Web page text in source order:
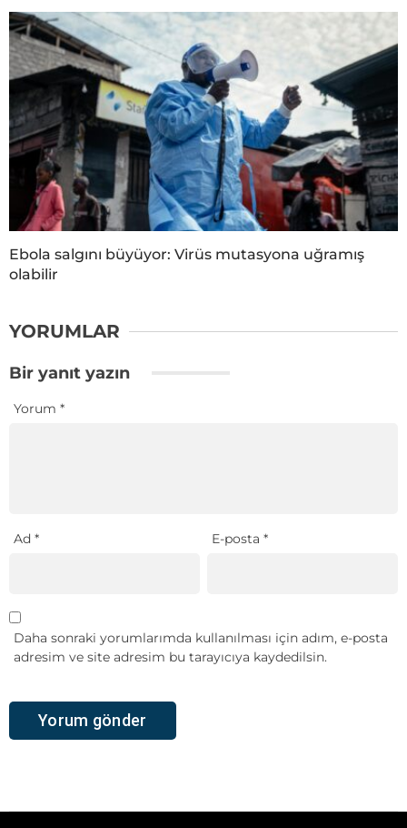
Ebola salgını büyüyor: Virüs mutasyona uğramış
olabilir
YORUMLAR
Bir yanıt yazın
Yorum *
Ad * E-posta*
Daha sonraki yorumlarımda kullanılması için adım, e-posta
adresim ve site adresim bu tarayıcıya kaydedilsin.